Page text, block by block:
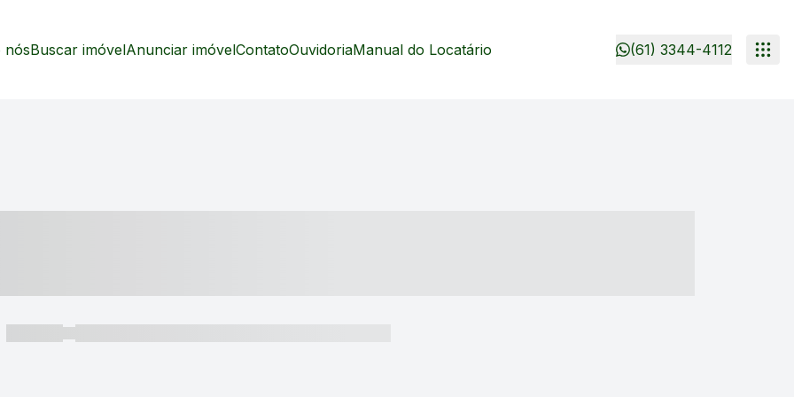
nósBuscar imóvelAnunciar imóvelContatoOuvidoriaManual do Locatário (61) 3344-4112